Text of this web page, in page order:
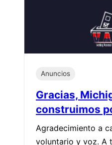
Anuncios
Gracias,
construimos
Agradecimiento a
voluntario y voz. A